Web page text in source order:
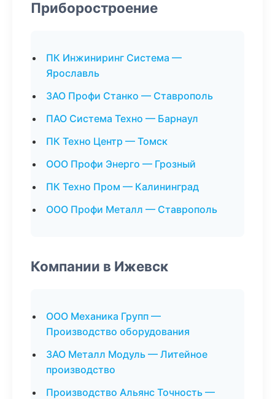
Приборостроение
ПК Инжиниринг Система —
Ярославль
ЗАО Профи Станко — Ставрополь
ПАО Система Техно — Барнаул
ПК Техно Центр — Томск
ООО Профи Энерго — Грозный
ПК Техно Пром — Калининград
ООО Профи Металл — Ставрополь
Компании в Ижевск
ООО Механика Групп —
Производство оборудования
ЗАО Металл Модуль — Литейное
производство
Производство Альянс Точность —